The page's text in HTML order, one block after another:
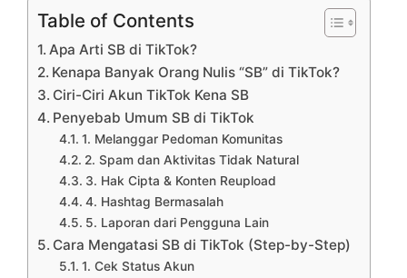
Table of Contents
Apa Arti SB di TikTok?
Kenapa Banyak Orang Nulis “SB” di TikTok?
Ciri-Ciri Akun TikTok Kena SB
Penyebab Umum SB di TikTok
1. Melanggar Pedoman Komunitas
2. Spam dan Aktivitas Tidak Natural
3. Hak Cipta & Konten Reupload
4. Hashtag Bermasalah
5. Laporan dari Pengguna Lain
Cara Mengatasi SB di TikTok (Step-by-Step)
1. Cek Status Akun